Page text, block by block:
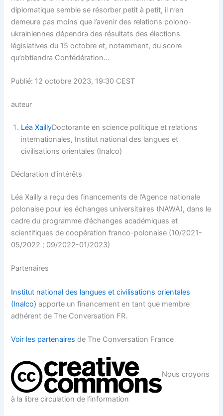
diplomatique semble se résorber petit à petit, il n’en
demeure pas moins que l’avenir des relations polono-
ukrainiennes dépendra des résultats des élections
législatives du 15 octobre et, notamment, du score
qu’obtiendra Confédération…
Publié: 12 octobre 2023, 19:30 CEST
auteur
Léa XaillyDoctorante en science politique et relations
internationales, Institut national des langues et
civilisations orientales (Inalco)
Déclaration d’intérêts
Léa Xailly a reçu des financements de l’Agence nationale
polonaise pour les échanges universitaires (NAWA), dans le
cadre du programme d’échanges académiques et
scientifiques de coopération franco-polonaise (10/2021-
05/2022 ; 09/2022-01/2023)
Partenaires
Institut national des langues et civilisations orientales
(Inalco) apporte un financement en tant que membre
adhérent de The Conversation FR.
Voir les partenaires de The Conversation France
Nous croyons
à la libre circulation de l’information